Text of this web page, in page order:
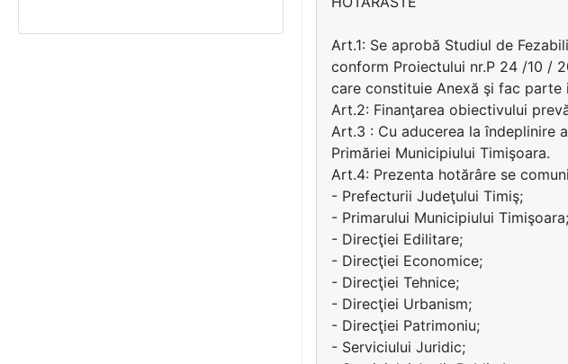
Art.1: Se aprobă Studiul de
conform Proiectului nr.P 24 /10 /
care constituie Anexă şi fac
Art.2: Finanţarea obiectivului
Art.3 : Cu aducerea la îndeplinire
Primăriei Municipiului Timişoara.
Art.4: Prezenta hotărâre se
- Prefecturii Judeţului Timiş;
- Primarului Municipiului Timişoara;
- Direcţiei Edilitare;
- Direcţiei Economice;
- Direcţiei Tehnice;
- Direcţiei Urbanism;
- Direcţiei Patrimoniu;
- Serviciului Juridic;